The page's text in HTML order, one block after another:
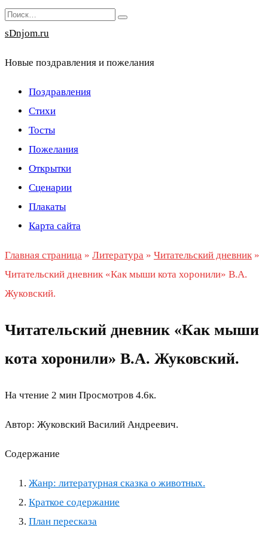
Перейти
к
Search
for:
sDnjom.ru
Новые поздравления и пожелания
Поздравления
Стихи
Тосты
Пожелания
Открытки
Сценарии
Плакаты
Карта сайта
Главная страница » Литература » Читательский дневник »
Читательский дневник «Как мыши кота хоронили» В.А.
Жуковский.
Читательский дневник «Как мыши
кота хоронили» В.А. Жуковский.
На чтение 2 мин Просмотров 4.6к.
Автор: Жуковский Василий Андреевич.
Содержание
Жанр: литературная сказка о животных.
Краткое содержание
План пересказа